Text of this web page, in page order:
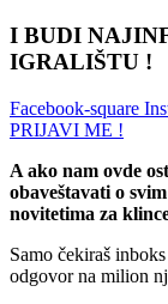
I BUDI
IGRALIŠTU !
Facebook-square
PRIJAVI ME !
A ako nam ovde
obaveštavati o
novitetima za
Samo čekiraš
odgovor na milion